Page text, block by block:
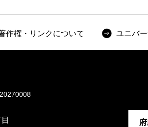
作権・リンクについて ユニバ